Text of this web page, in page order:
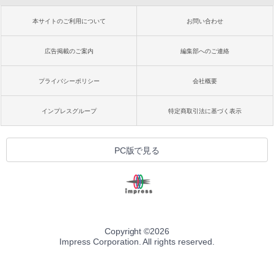
本サイトのご利用について お問い合わせ
広告掲載のご案内 編集部へのご連絡
プライバシーポリシー 会社概要
インプレスグループ 特定商取引法に基づく表示
PC版で見る
Copyright ©2026
Impress Corporation. All rights reserved.